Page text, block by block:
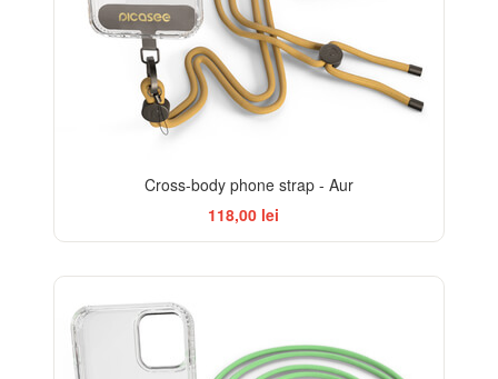
Cross-body phone strap - Aur
118,00 lei